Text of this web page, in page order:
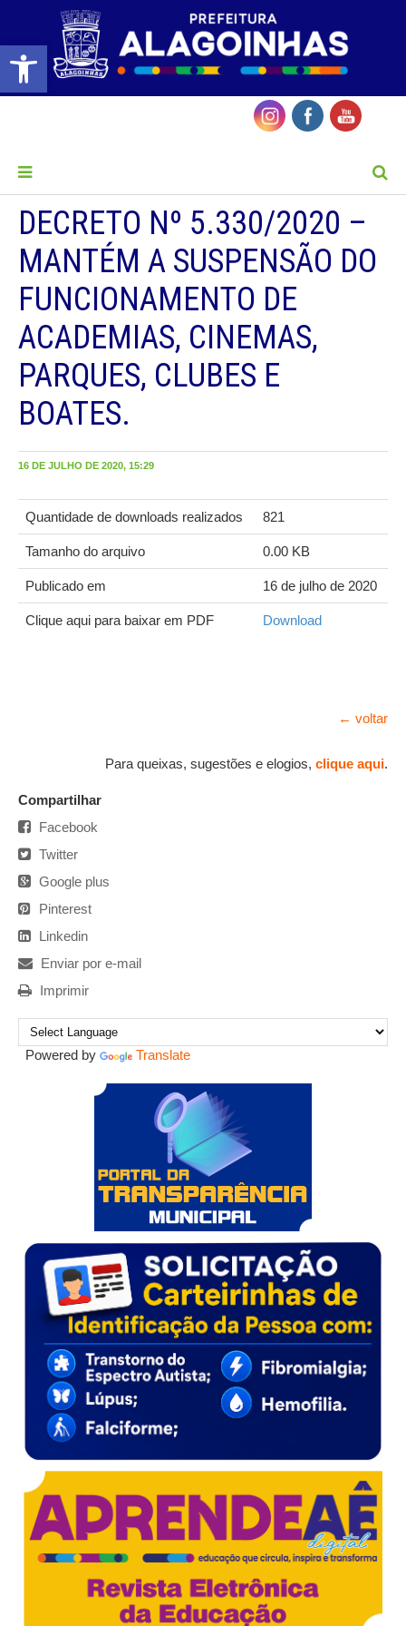
Barra de Ferramentas Aberta
DECRETO Nº 5.330/2020 –
MANTÉM A SUSPENSÃO DO
FUNCIONAMENTO DE
ACADEMIAS, CINEMAS,
PARQUES, CLUBES E
BOATES.
16 DE JULHO DE 2020, 15:29
Quantidade de downloads realizados 821
Tamanho do arquivo 0.00 KB
Publicado em 16 de julho de 2020
Clique aqui para baixar em PDF Download
← voltar
Para queixas, sugestões e elogios, clique aqui.
Compartilhar
Facebook
Twitter
Google plus
Pinterest
Linkedin
Enviar por e-mail
Imprimir
Powered by Translate